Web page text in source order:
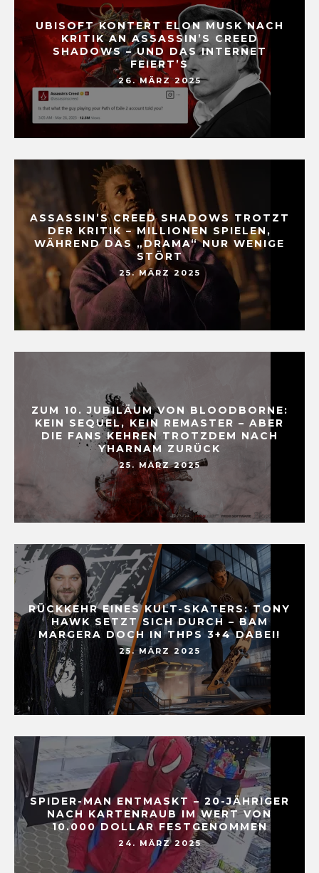
UBISOFT KONTERT ELON MUSK NACH
KRITIK AN ASSASSIN’S CREED
SHADOWS – UND DAS INTERNET
FEIERT’S
26. MÄRZ 2025
ASSASSIN’S CREED SHADOWS TROTZT
DER KRITIK – MILLIONEN SPIELEN,
WÄHREND DAS „DRAMA“ NUR WENIGE
STÖRT
25. MÄRZ 2025
ZUM 10. JUBILÄUM VON BLOODBORNE:
KEIN SEQUEL, KEIN REMASTER – ABER
DIE FANS KEHREN TROTZDEM NACH
YHARNAM ZURÜCK
25. MÄRZ 2025
RÜCKKEHR EINES KULT-SKATERS: TONY
HAWK SETZT SICH DURCH – BAM
MARGERA DOCH IN THPS 3+4 DABEI!
25. MÄRZ 2025
SPIDER-MAN ENTMASKT – 20-JÄHRIGER
NACH KARTENRAUB IM WERT VON
10.000 DOLLAR FESTGENOMMEN
24. MÄRZ 2025